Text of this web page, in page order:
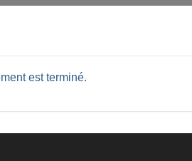
est terminé.